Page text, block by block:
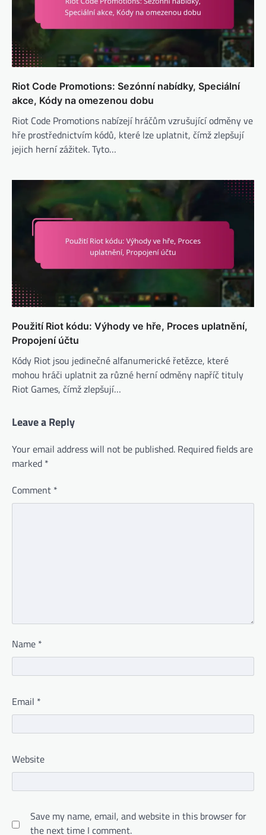
Riot Code Promotions: Sezónní nabídky, Speciální
akce, Kódy na omezenou dobu
Riot Code Promotions nabízejí hráčům vzrušující odměny ve
hře prostřednictvím kódů, které lze uplatnit, čímž zlepšují
jejich herní zážitek. Tyto…
Použití Riot kódu: Výhody ve hře, Proces uplatnění,
Propojení účtu
Kódy Riot jsou jedinečné alfanumerické řetězce, které
mohou hráči uplatnit za různé herní odměny napříč tituly
Riot Games, čímž zlepšují…
Leave a Reply
Your email address will not be published. Required fields are
marked *
Comment *
Name *
Email *
Website
Save my name, email, and website in this browser for
the next time I comment.